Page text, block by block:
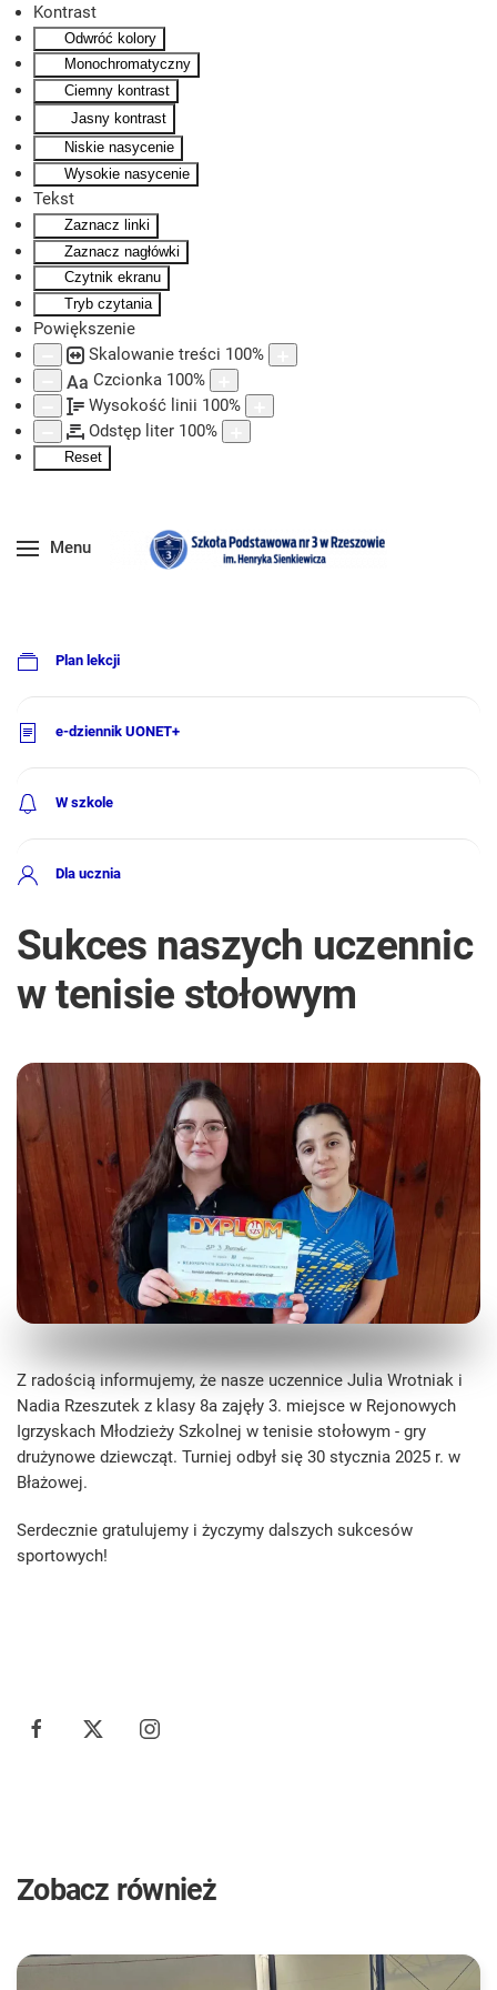
Kontrast
Odwróć kolory
Monochromatyczny
Ciemny kontrast
Jasny kontrast
Niskie nasycenie
Wysokie nasycenie
Tekst
Zaznacz linki
Zaznacz nagłówki
Czytnik ekranu
Tryb czytania
Powiększenie
Skalowanie treści 100%
Aa Czcionka 100%
Wysokość linii 100%
Odstęp liter 100%
Reset
Skip to main content
Menu
Plan lekcji
e-dziennik UONET+
W szkole
Dla ucznia
Sukces naszych uczennic
w tenisie stołowym
Z radością informujemy, że nasze uczennice Julia Wrotniak i
Nadia Rzeszutek z klasy 8a zajęły 3. miejsce w Rejonowych
Igrzyskach Młodzieży Szkolnej w tenisie stołowym - gry
drużynowe dziewcząt. Turniej odbył się 30 stycznia 2025 r. w
Błażowej.
Serdecznie gratulujemy i życzymy dalszych sukcesów
sportowych!
Zobacz również